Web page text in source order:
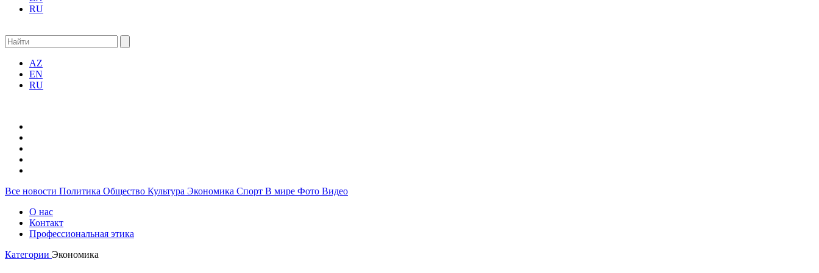
RU
AZ
EN
RU
Все новости Политика Общество Культура Экономика Спорт В мире Фото Видео
О нас
Контакт
Профессиональная этика
Категории Экономика